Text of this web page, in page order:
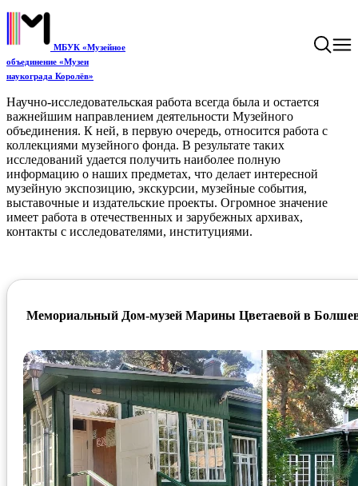
МБУК «Музейное
объединение «Музеи
наукограда Королёв»
Научно-исследовательская работа всегда была и остается
важнейшим направлением деятельности Музейного
объединения. К ней, в первую очередь, относится работа с
коллекциями музейного фонда. В результате таких
исследований удается получить наиболее полную
информацию о наших предметах, что делает интересной
музейную экспозицию, экскурсии, музейные события,
выставочные и издательские проекты. Огромное значение
имеет работа в отечественных и зарубежных архивах,
контакты с исследователями, институциями.
Мемориальный Дом-музей Марины Цветаевой в